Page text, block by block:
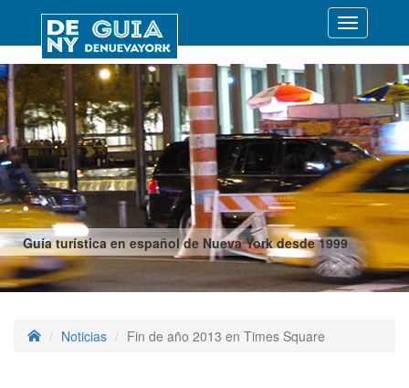
Guía turística en español de Nueva York desde 1999
Desplegar
Noticias Fin de año 2013 en Times Square